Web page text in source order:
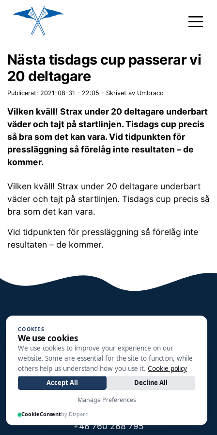
Nästa tisdags cup passerar vi
20 deltagare
Publicerat: 2021-08-31 - 22:05 - Skrivet av Umbraco
Vilken kväll! Strax under 20 deltagare underbart
väder och tajt på startlinjen. Tisdags cup precis
så bra som det kan vara. Vid tidpunkten för
pressläggning så förelåg inte resultaten – de
kommer.
Vilken kväll! Strax under 20 deltagare underbart
väder och tajt på startlinjen. Tisdags cup precis så
bra som det kan vara.
Vid tidpunkten för pressläggning så förelåg inte
resultaten – de kommer.
Halmstads Segelsällskap
Småbåtsgatan 3
302 90 HALMSTAD
info@hss1910.se
+46 760 268 795
COOKIES
We use cookies
We use cookies to improve your experience on our
website. Some are essential for the site to function, while
others help us understand how you use it. Cookie policy
Accept All
Decline All
Manage Preferences
CookieConsentby Dizparc